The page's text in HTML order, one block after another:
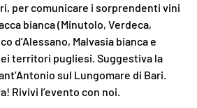
per comunicare i sorprendenti vini
bianca (Minutolo, Verdeca,
d’Alessano, Malvasia bianca e
territori pugliesi. Suggestiva la
sul Lungomare di Bari.
Rivivi l’evento con noi.